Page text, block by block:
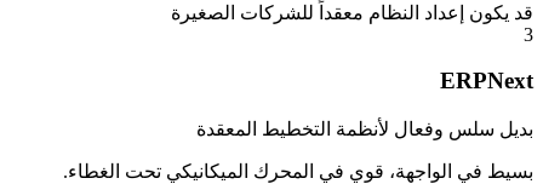
قد يكون إعداد النظام معقداً للشركات الصغيرة
3
ERPNext
بديل سلس وفعال لأنظمة التخطيط المعقدة
بسيط في الواجهة، قوي في المحرك الميكانيكي تحت الغطاء.